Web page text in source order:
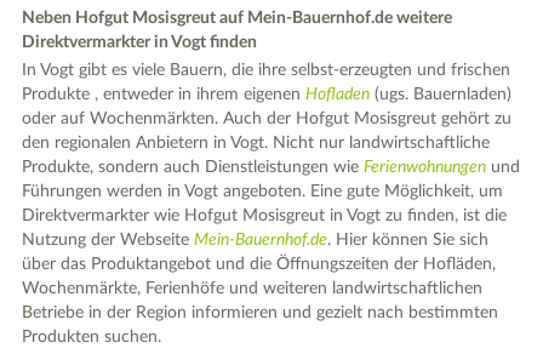
Neben Hofgut Mosisgreut auf Mein-Bauernhof.de weitere
Direktvermarkter in Vogt finden
In Vogt gibt es viele Bauern, die ihre selbst-erzeugten und frischen
Produkte , entweder in ihrem eigenenHofladen (ugs. Bauernladen)
oder auf Wochenmärkten. Auch der Hofgut Mosisgreut gehört zu
den regionalen Anbietern in Vogt. Nicht nur landwirtschaftliche
Produkte, sondern auch Dienstleistungen wieFerienwohnungen und
Führungen werden in Vogt angeboten. Eine gute Möglichkeit, um
Direktvermarkter wie Hofgut Mosisgreut in Vogt zu finden, ist die
Nutzung der WebseiteMein-Bauernhof.de. Hier können Sie sich
über das Produktangebot und die Öffnungszeiten der Hofläden,
Wochenmärkte, Ferienhöfe und weiteren landwirtschaftlichen
Betriebe in der Region informieren und gezielt nach bestimmten
Produkten suchen.